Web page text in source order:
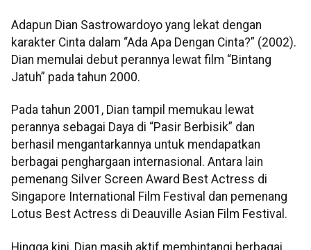
Adapun Dian Sastrowardoyo yang lekat dengan
karakter Cinta dalam “Ada Apa Dengan Cinta?” (2002).
Dian memulai debut perannya lewat film “Bintang
Jatuh” pada tahun 2000.
Pada tahun 2001, Dian tampil memukau lewat
perannya sebagai Daya di “Pasir Berbisik” dan
berhasil mengantarkannya untuk mendapatkan
berbagai penghargaan internasional. Antara lain
pemenang Silver Screen Award Best Actress di
Singapore International Film Festival dan pemenang
Lotus Best Actress di Deauville Asian Film Festival.
Hingga kini, Dian masih aktif membintangi berbagai